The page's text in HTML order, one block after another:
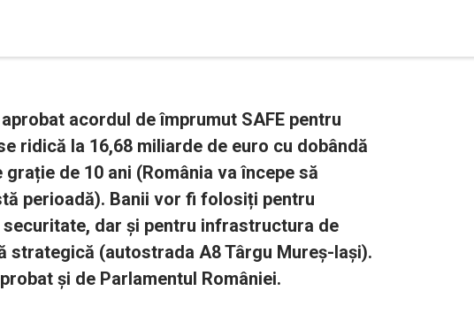
acordul de împrumut SAFE pentru
ridică la 16,68 miliarde de euro cu dobândă
grație de 10 ani (România va începe să
perioadă). Banii vor fi folosiți pentru
dar și pentru infrastructura de
strategică (autostrada A8 Târgu Mureș-Iași).
și de Parlamentul României.